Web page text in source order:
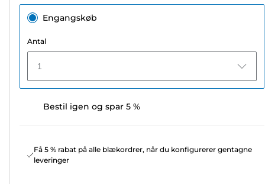
Engangskøb
Antal
1
Bestil igen og spar 5 %
Få 5 % rabat på alle blækordrer, når du konfigurerer gentagne
leveringer